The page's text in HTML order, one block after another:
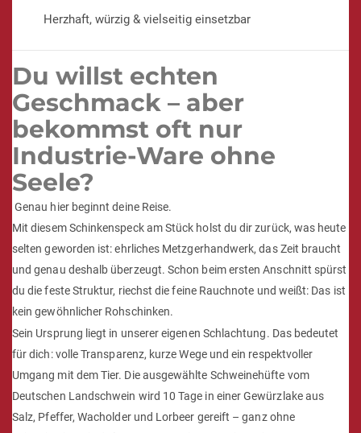
Schinkenspeck am Stück
Tradition, die du
schmeckst
Eigene Schlachtung – volle Kontrolle & Transparenz
10 Tage Reifung in aromatischer Gewürzlake
Über Buchenholz kaltgeräuchert für intensiven
Geschmack
Herzhaft, würzig & vielseitig einsetzbar
Du willst echten